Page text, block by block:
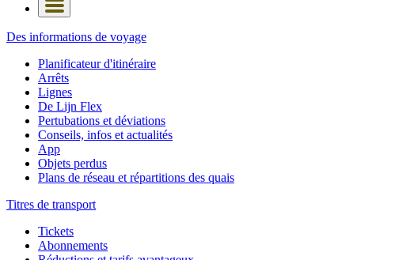
Des informations de voyage
Planificateur d'itinéraire
Arrêts
Lignes
De Lijn Flex
Pertubations et déviations
Conseils, infos et actualités
App
Objets perdus
Plans de réseau et répartitions des quais
Titres de transport
Tickets
Abonnements